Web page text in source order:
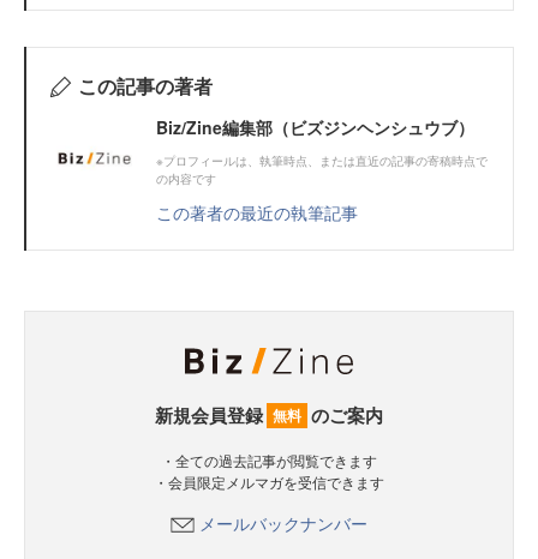
この記事の著者
Biz/Zine編集部（ビズジンヘンシュウブ）
※プロフィールは、執筆時点、または直近の記事の寄稿時点で
の内容です
この著者の最近の執筆記事
新規会員登録 無料 のご案内
・全ての過去記事が閲覧できます
・会員限定メルマガを受信できます
メールバックナンバー